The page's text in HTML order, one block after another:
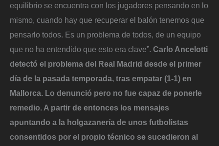
equilibrio se encuentra con los jugadores pensando en lo
mismo, cuando hay que recuperar el balón tenemos que
pensarlo todos. Es un problema de todos, de un equipo
que no ha entendido que esto era clave”. Carlo Ancelotti
detectó el problema del Real Madrid desde el primer
día de la pasada temporada, tras empatar (1-1) en
Mallorca. Lo denunció pero no fue capaz de ponerle
remedio. A partir de entonces los mensajes
apuntando a la holgazanería de unos futbolistas
consentidos por el propio técnico se sucedieron al